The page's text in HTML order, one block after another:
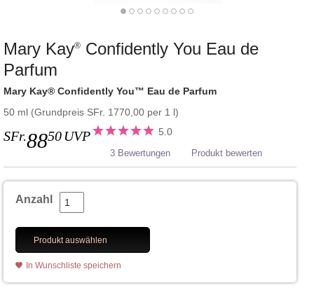
Mary Kay® Confidently You Eau de
Parfum
Mary Kay® Confidently You™ Eau de Parfum
50 ml (Grundpreis SFr. 1770,00 per 1 l)
SFr.8850 UVP 5.0
3 Bewertungen Produkt bewerten
Anzahl
Produkt auswählen
In Wunschliste speichern